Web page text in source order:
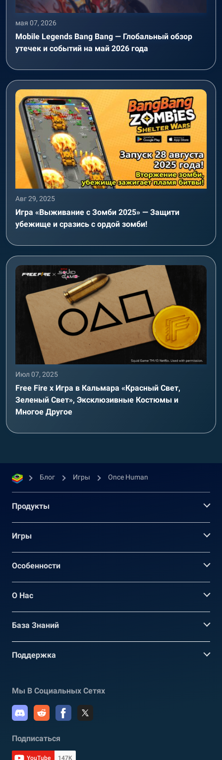
мая 07, 2026
Mobile Legends Bang Bang — Глобальный обзор
утечек и событий на май 2026 года
Авг 29, 2025
Игра «Выживание с Зомби 2025» — Защити
убежище и сразись с ордой зомби!
Июл 07, 2025
Free Fire x Игра в Кальмара «Красный Свет,
Зеленый Свет», Эксклюзивные Костюмы и
Многое Другое
Блог Игры Once Human
Продукты
Игры
Oсобенности
О Нас
База Знаний
Поддержка
Мы В Социальных Сетях
Подписаться
YouTube 147K